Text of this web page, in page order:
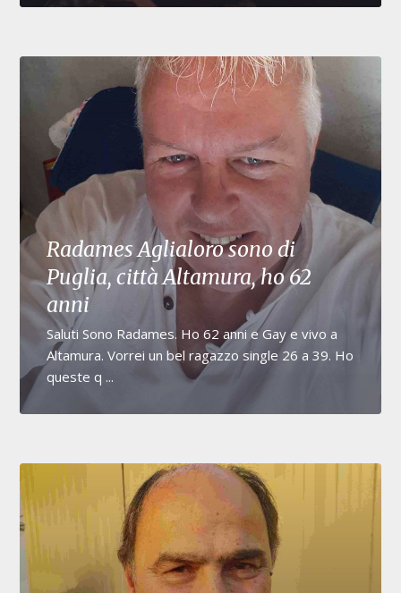
Radames Aglialoro sono di
Puglia, città Altamura, ho 62
anni
Saluti Sono Radames. Ho 62 anni e Gay e vivo a
Altamura. Vorrei un bel ragazzo single 26 a 39. Ho
queste q ...